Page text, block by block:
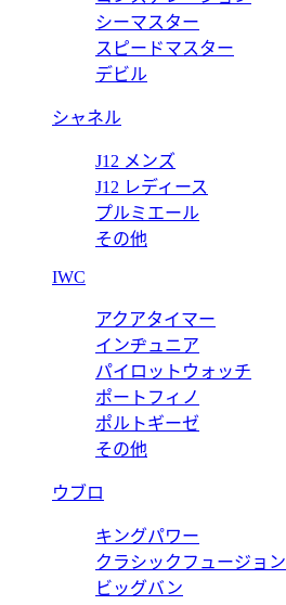
リボン H7942 【2023年新作】
シーマスター
スピードマスター
デビル
シャネル
J12 メンズ
J12 レディース
プルミエール
その他
IWC
アクアタイマー
インヂュニア
パイロットウォッチ
ポートフィノ
ポルトギーゼ
その他
ウブロ
キングパワー
クラシックフュージョン
ビッグバン